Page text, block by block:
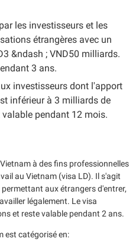
les investisseurs et les
étrangères avec un
&ndash ; VND50 milliards.
3 ans.
investisseurs dont l'apport
inférieur à 3 milliards de
valable pendant 12 mois.
à des fins professionnelles
au Vietnam (visa LD). Il s'agit
aux étrangers d'entrer,
légalement. Le visa
et reste valable pendant 2 ans.
est catégorisé en: